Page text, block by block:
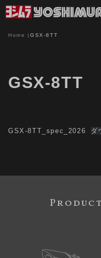
Home GSX-8TT
GSX-8TT
GSX-8TT_spec_2026 ダ